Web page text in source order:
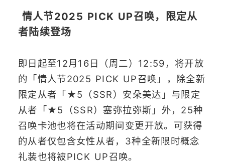
情人节2025 PICK UP召唤，限定从
者陆续登场
即日起至12月16日（周二）12:59，将开放
的「情人节2025 PICK UP召唤」，除全新
限定从者「★5（SSR）安朵美达」与限定
从者「★5（SSR）塞弥拉弥斯」外，25种
召唤卡池也将在活动期间变更开放。可获得
的从者仅包含女性从者，3种全新限时概念
礼装也将被PICK UP召唤。